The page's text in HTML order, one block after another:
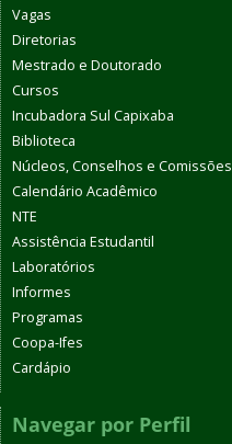
Vagas
Diretorias
Mestrado e Doutorado
Cursos
Incubadora Sul Capixaba
Biblioteca
Núcleos, Conselhos e Comissões
Calendário Acadêmico
NTE
Assistência Estudantil
Laboratórios
Informes
Programas
Coopa-Ifes
Cardápio
Navegar por Perfil